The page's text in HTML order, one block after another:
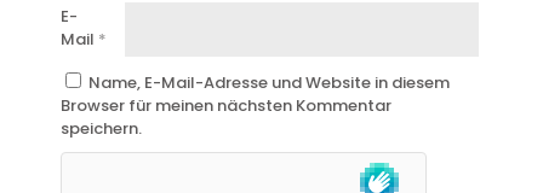
E-
Mail *
Name, E-Mail-Adresse und Website in diesem
Browser für meinen nächsten Kommentar
speichern.